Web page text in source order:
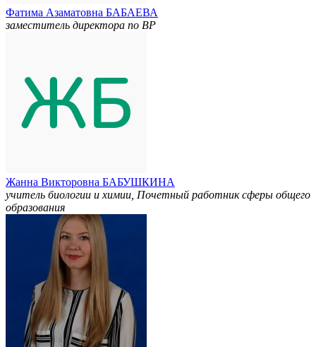
Фатима Азаматовна БАБАЕВА
заместитель директора по ВР
Жанна Викторовна БАБУШКИНА
учитель биологии и химии, Почетный работник сферы общего
образования